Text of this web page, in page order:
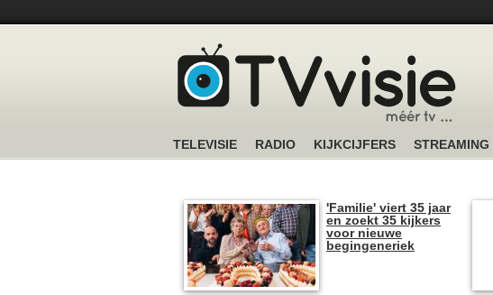
TELEVISIE RADIO KIJKCIJFERS STREAMING
'Familie' viert 35 jaar
en zoekt 35 kijkers
voor nieuwe
begingeneriek